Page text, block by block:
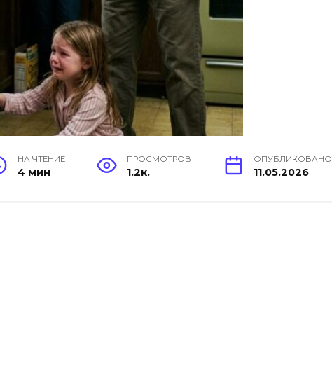
НА ЧТЕНИЕ
4 мин
ПРОСМОТРОВ
1.2к.
ОПУБЛИКОВАНО
11.05.2026